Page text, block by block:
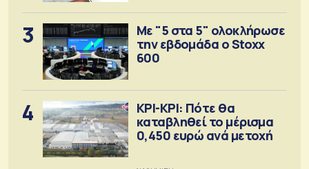
3
Με "5 στα 5" ολοκλήρωσε
την εβδομάδα ο Stoxx
600
4
ΚΡΙ-ΚΡΙ: Πότε θα
καταβληθεί το μέρισμα
0,450 ευρώ ανά μετοχή